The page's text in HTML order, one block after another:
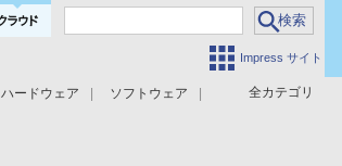
Impress サイト
全カテゴリ
ハードウェア
ソフトウェア